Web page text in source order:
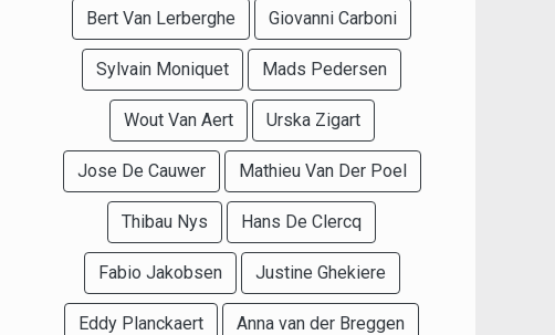
Bert Van Lerberghe Giovanni Carboni
Sylvain Moniquet Mads Pedersen
Wout Van Aert Urska Zigart
Jose De Cauwer Mathieu Van Der Poel
Thibau Nys Hans De Clercq
Fabio Jakobsen Justine Ghekiere
Eddy Planckaert Anna van der Breggen